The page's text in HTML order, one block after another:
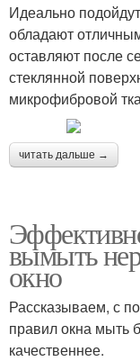
Идеально
обладают
оставляют после
стеклянной
микрофибровой
читать дальше →
вымыть
окно
Рассказываем, с
правил окна мыть
качественнее.